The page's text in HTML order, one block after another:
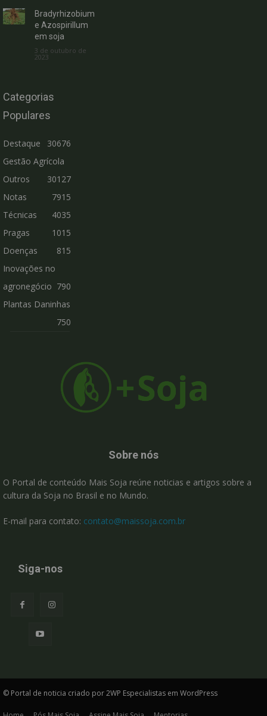
Bradyrhizobium
e Azospirillum
em soja
3 de outubro de
2023
Categorias
Populares
Destaque
30676
Gestão Agrícola
30127
Outros
7915
Notas
Técnicas
4035
Pragas
1015
Doenças
815
Inovações no
agronegócio 790
Plantas Daninhas
750
Sobre nós
O Portal de conteúdo Mais Soja reúne noticias e artigos sobre a
cultura da Soja no Brasil e no Mundo.
E-mail para contato: contato@maissoja.com.br
Siga-nos
© Portal de noticia criado por 2WP Especialistas em WordPress